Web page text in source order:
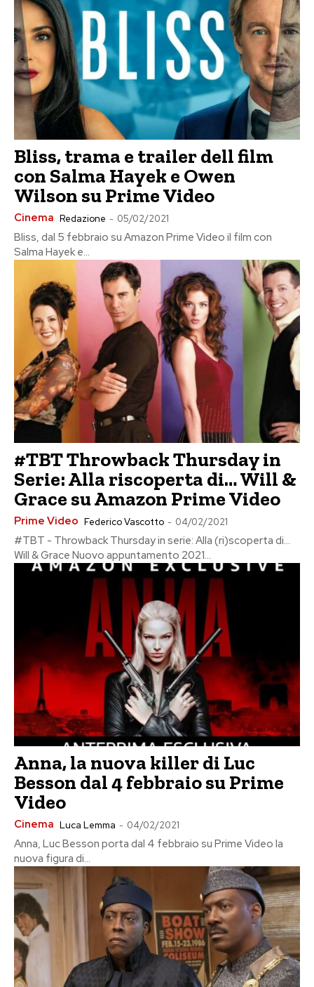
Bliss, trama e trailer dell film
con Salma Hayek e Owen
Wilson su Prime Video
Cinema Redazione - 05/02/2021
Bliss, dal 5 febbraio su Amazon Prime Video il film con
Salma Hayek e...
#TBT Throwback Thursday in
Serie: Alla riscoperta di… Will &
Grace su Amazon Prime Video
Prime Video Federico Vascotto - 04/02/2021
#TBT - Throwback Thursday in serie: Alla (ri)scoperta di...
Will & Grace Nuovo appuntamento 2021...
Anna, la nuova killer di Luc
Besson dal 4 febbraio su Prime
Video
Cinema Luca Lemma - 04/02/2021
Anna, Luc Besson porta dal 4 febbraio su Prime Video la
nuova figura di...